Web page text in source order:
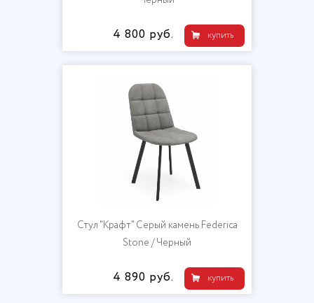
купить
4 800 руб.
Стул "Крафт" Серый камень Federica
Stone / Черный
купить
4 890 руб.